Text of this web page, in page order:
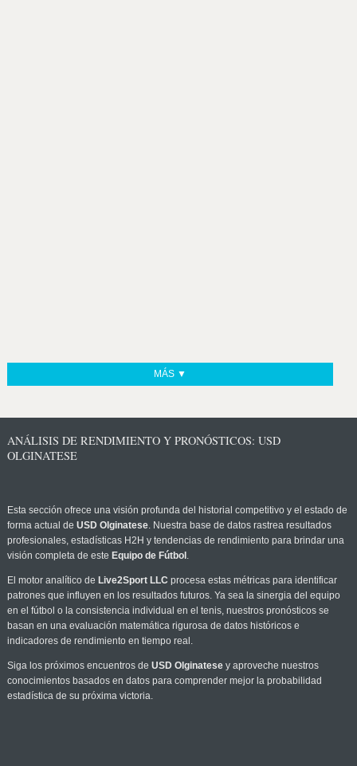
MÁS ▼
ANÁLISIS DE RENDIMIENTO Y PRONÓSTICOS: USD
OLGINATESE
Esta sección ofrece una visión profunda del historial competitivo y el estado de
forma actual de USD Olginatese. Nuestra base de datos rastrea resultados
profesionales, estadísticas H2H y tendencias de rendimiento para brindar una
visión completa de este Equipo de Fútbol .
El motor analítico de Live2Sport LLC procesa estas métricas para identificar
patrones que influyen en los resultados futuros. Ya sea la sinergia del equipo
en el fútbol o la consistencia individual en el tenis, nuestros pronósticos se
basan en una evaluación matemática rigurosa de datos históricos e
indicadores de rendimiento en tiempo real.
Siga los próximos encuentros de USD Olginatesey aproveche nuestros
conocimientos basados en datos para comprender mejor la probabilidad
estadística de su próxima victoria.